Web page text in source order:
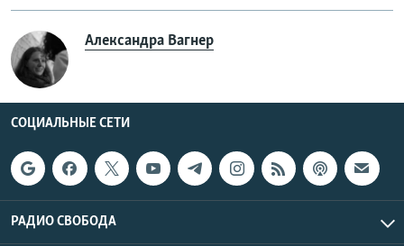
Александра Вагнер
СОЦИАЛЬНЫЕ СЕТИ
РАДИО СВОБОДА